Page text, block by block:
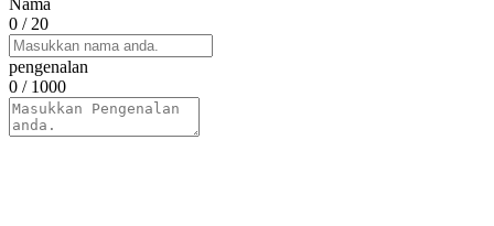
Nama
0 / 20
pengenalan
0 / 1000